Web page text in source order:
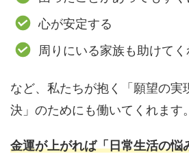
心が安定する
周りにいる家族も助けてく
など、私たちが抱く「願望の実
決」のためにも働いてくれます。
金運が上がれば「日常生活の悩